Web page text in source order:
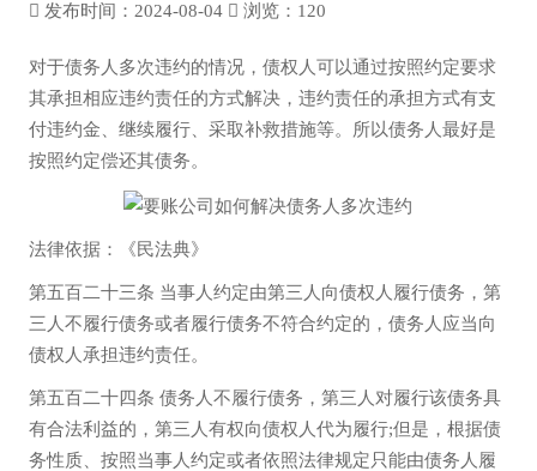
发布时间：2024-08-04 浏览： 120
对于债务人多次违约的情况，债权人可以通过按照约定要求
其承担相应违约责任的方式解决，违约责任的承担方式有支
付违约金、继续履行、采取补救措施等。所以债务人最好是
按照约定偿还其债务。
法律依据：《民法典》
第五百二十三条 当事人约定由第三人向债权人履行债务，第
三人不履行债务或者履行债务不符合约定的，债务人应当向
债权人承担违约责任。
第五百二十四条 债务人不履行债务，第三人对履行该债务具
有合法利益的，第三人有权向债权人代为履行;但是，根据债
务性质、按照当事人约定或者依照法律规定只能由债务人履